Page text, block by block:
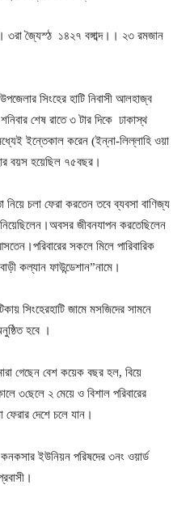
জ্যৈস্ঠ ১৪২৭ বঙ্গাব্দ।। ২৩ রমজান
সিংহের হাটি নিবাসী আলহাজ্ব
শেষ রাতে ৩ টার দিকে ঢাকাস্থ
মধ্যেই ইন্তেকাল করেন (ইন্না-লিল্লাহি ওয়া
বয়স হয়েছিল ৭৫বছর।
নিয়ে চলা ফেরা করতেন তবে ব্যবসা বাণিজ্য
জীবনযাপন করতেছিলেন
সকলে মিলে পারিবারিক
কল্যান ফাউন্ডেশান”নামে।
সিংহেরহাটি জামে মসজিদের সামনে
হবে ।
গেছেন বেশ কয়েক বছর হল, বিয়ে
৩ছেলে ২ মেয়ে ও বিশাল পরিবারের
ফেরার দেশে চলে যান।
ইউনিয়ন পরিষদের ৩নং ওয়ার্ড